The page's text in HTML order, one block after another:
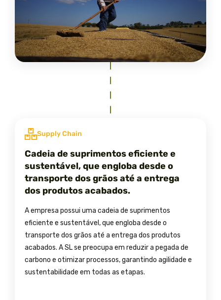
Supply Chain
Cadeia de suprimentos eficiente e
sustentável, que engloba desde o
transporte dos grãos até a entrega
dos produtos acabados.
A empresa possui uma cadeia de suprimentos
eficiente e sustentável, que engloba desde o
transporte dos grãos até a entrega dos produtos
acabados. A SL se preocupa em reduzir a pegada de
carbono e otimizar processos, garantindo agilidade e
sustentabilidade em todas as etapas.